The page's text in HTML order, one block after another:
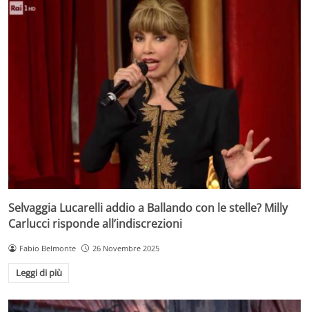
Selvaggia Lucarelli addio a Ballando con le stelle? Milly
Carlucci risponde all’indiscrezioni
Fabio Belmonte 26 Novembre 2025
Leggi di più